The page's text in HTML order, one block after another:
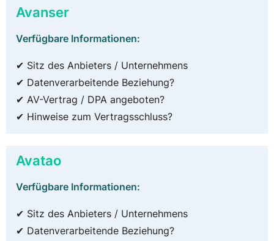
Avanser
Verfügbare Informationen:
✔ Sitz des Anbieters / Unternehmens
✔ Datenverarbeitende Beziehung?
✔ AV-Vertrag / DPA angeboten?
✔ Hinweise zum Vertragsschluss?
Avatao
Verfügbare Informationen:
✔ Sitz des Anbieters / Unternehmens
✔ Datenverarbeitende Beziehung?